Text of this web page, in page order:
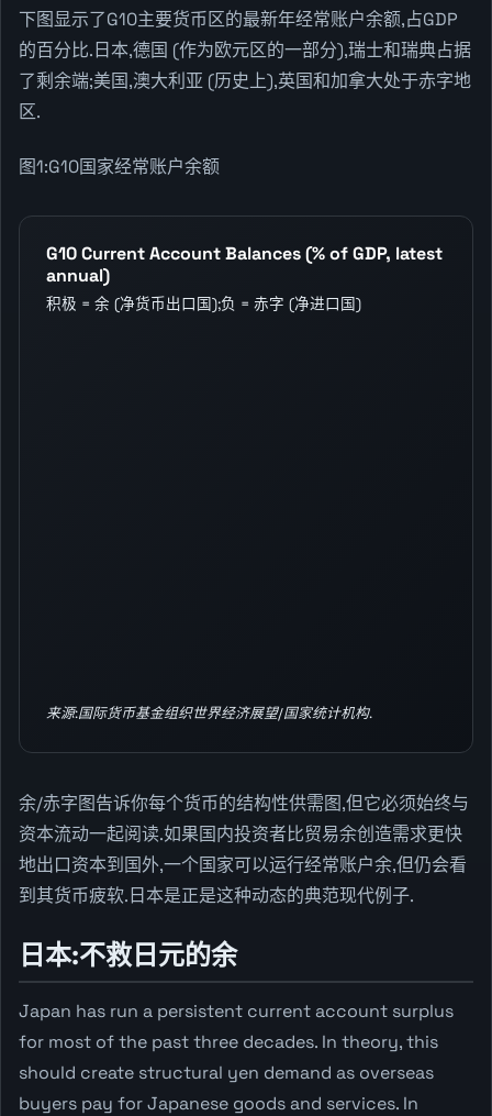
下图显示了G10主要货币区的最新年经常账户余额,占GDP
的百分比.日本,德国 (作为欧元区的一部分),瑞士和瑞典占据
了剩余端;美国,澳大利亚 (历史上),英国和加拿大处于赤字地
区.
图1:G10国家经常账户余额
G10 Current Account Balances (% of GDP, latest
annual)
积极 = 余 (净货币出口国);负 = 赤字 (净进口国)
来源:国际货币基金组织世界经济展望/国家统计机构.
余/赤字图告诉你每个货币的结构性供需图,但它必须始终与
资本流动一起阅读.如果国内投资者比贸易余创造需求更快
地出口资本到国外,一个国家可以运行经常账户余,但仍会看
到其货币疲软.日本是正是这种动态的典范现代例子.
日本:不救日元的余
Japan has run a persistent current account surplus
for most of the past three decades. In theory, this
should create structural yen demand as overseas
buyers pay for Japanese goods and services. In